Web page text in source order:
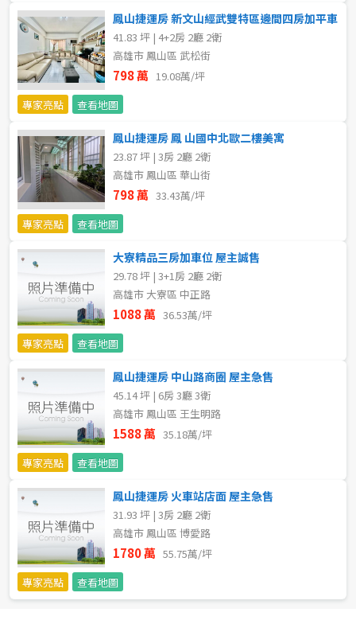
預設排序
20-30 年
40 年以上
售價
鳳山捷運房 新文山經武雙特區邊間四房加平車
41.83 坪 | 4+2房 2廳 2衛
高雄市 鳳山區 武松街
798 萬 19.08萬/坪
專家亮點
查看地圖
鳳山捷運房 鳳 山國中北歐二樓美寓
23.87 坪 | 3房 2廳 2衛
高雄市 鳳山區 華山街
798 萬 33.43萬/坪
專家亮點
查看地圖
大寮精品三房加車位 屋主誠售
29.78 坪 | 3+1房 2廳 2衛
高雄市 大寮區 中正路
1088 萬 36.53萬/坪
專家亮點
查看地圖
鳳山捷運房 中山路商圈 屋主急售
45.14 坪 | 6房 3廳 3衛
高雄市 鳳山區 王生明路
1588 萬 35.18萬/坪
專家亮點
查看地圖
鳳山捷運房 火車站店面 屋主急售
31.93 坪 | 3房 2廳 2衛
高雄市 鳳山區 博愛路
1780 萬 55.75萬/坪
專家亮點
查看地圖